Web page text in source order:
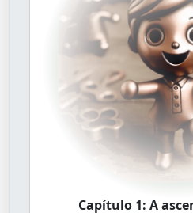
Capítulo 1: A